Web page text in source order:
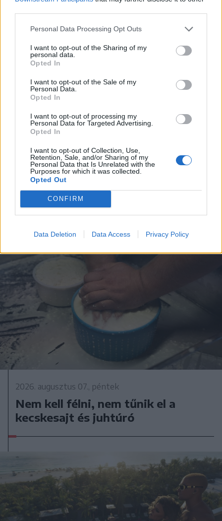
Personal Data Processing Opt Outs
I want to opt-out of the Sharing of my
personal data.
Opted In
I want to opt-out of the Sale of my
Personal Data.
Opted In
I want to opt-out of processing my
Personal Data for Targeted Advertising.
Opted In
I want to opt-out of Collection, Use,
Retention, Sale, and/or Sharing of my
Personal Data that Is Unrelated with the
Purposes for which it was collected.
Opted Out
CONFIRM
Data Deletion Data Access Privacy Policy
2026. augusztus 07., péntek
Még soha nem volt ilyen meleg
Budapesten
2026. augusztus 07., péntek
Nem kell félni, nem tűnik el a
kecskesajt és juhtúró